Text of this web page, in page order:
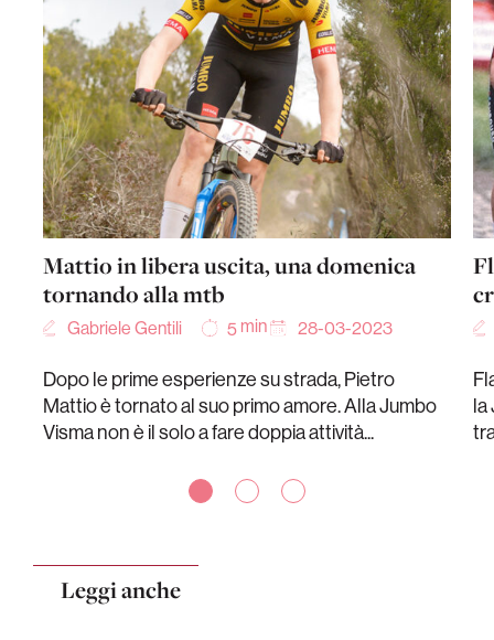
Mattio in libera uscita, una domenica
tornando alla mtb
Gabriele Gentili 5 min 28-03-2023
Dopo le prime esperienze su strada, Pietro
Mattio è tornato al suo primo amore. Alla Jumbo
Visma non è il solo a fare doppia attività...
la
Leggi anche